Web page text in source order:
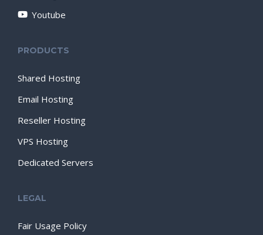
Youtube
PRODUCTS
Shared Hosting
Email Hosting
Reseller Hosting
VPS Hosting
Dedicated Servers
LEGAL
Fair Usage Policy